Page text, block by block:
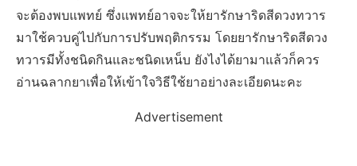
จะต้องพบแพทย์ ซึ่งแพทย์อาจจะให้ยารักษาริดสีดวงทวาร
มาใช้ควบคู่ไปกับการปรับพฤติกรรม โดยยารักษาริดสีดวง
ทวารมีทั้งชนิดกินและชนิดเหน็บ ยังไงได้ยามาแล้วก็ควร
อ่านฉลากยาเพื่อให้เข้าใจวิธีใช้ยาอย่างละเอียดนะคะ
Advertisement